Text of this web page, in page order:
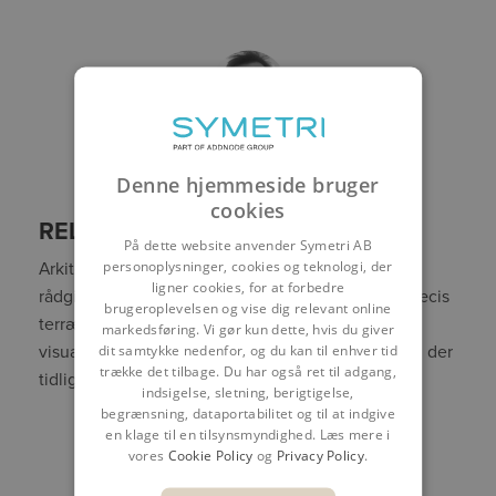
JENS KLITGAARD
BIM Consultant
RELEVANT FOR:
Arkitekter, landskabsarkitekter, ingeniører og
rådgivere, der arbejder i Revit og ønsker mere præcis
terrænmodellering, bedre analyser og stærkere
visualiseringer. Webinaret er også relevant for dig, der
tidligere har anvendt Naviate Site & Landscaping.
TILMELD DIG HER
Denne hjemmeside bruger
cookies
På dette website anvender Symetri AB
personoplysninger, cookies og teknologi, der
ligner cookies, for at forbedre
brugeroplevelsen og vise dig relevant online
markedsføring. Vi gør kun dette, hvis du giver
dit samtykke nedenfor, og du kan til enhver tid
trække det tilbage. Du har også ret til adgang,
indsigelse, sletning, berigtigelse,
begrænsning, dataportabilitet og til at indgive
en klage til en tilsynsmyndighed. Læs mere i
vores Cookie Policy og Privacy Policy.